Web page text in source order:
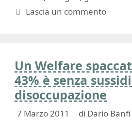
Lascia un commento
Un Welfare
43% è senza
disoccupazione
7 Marzo 2011 di Dario Banfi